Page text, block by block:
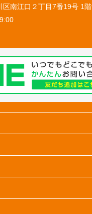
区南江口２丁目7番19号 1階